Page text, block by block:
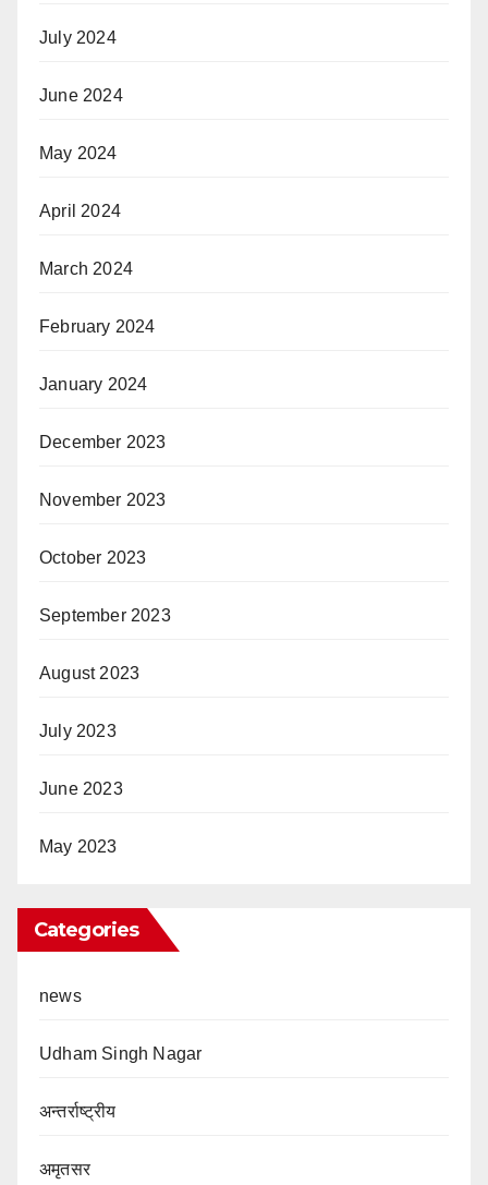
July 2024
June 2024
May 2024
April 2024
March 2024
February 2024
January 2024
December 2023
November 2023
October 2023
September 2023
August 2023
July 2023
June 2023
May 2023
Categories
news
Udham Singh Nagar
अन्तर्राष्ट्रीय
अमृतसर